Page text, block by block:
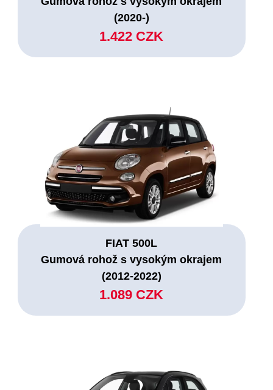
(2020-)
1.422 CZK
FIAT 500L
Gumová rohož s vysokým okrajem
(2012-2022)
1.089 CZK